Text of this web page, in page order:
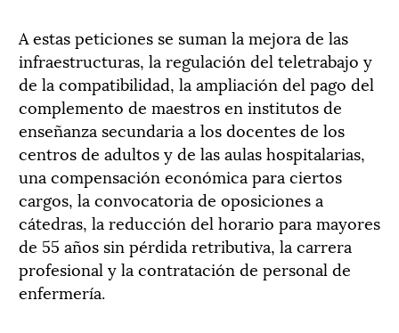
A estas peticiones se suman la mejora de las
infraestructuras, la regulación del teletrabajo y
de la compatibilidad, la ampliación del pago del
complemento de maestros en institutos de
enseñanza secundaria a los docentes de los
centros de adultos y de las aulas hospitalarias,
una compensación económica para ciertos
cargos, la convocatoria de oposiciones a
cátedras, la reducción del horario para mayores
de 55 años sin pérdida retributiva, la carrera
profesional y la contratación de personal de
enfermería.